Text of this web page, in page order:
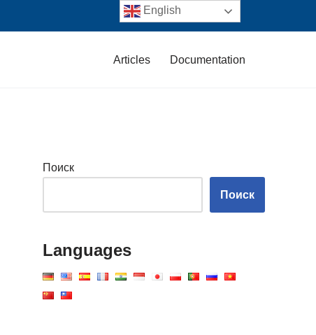
Articles Documentation
Поиск
Поиск
Languages
English